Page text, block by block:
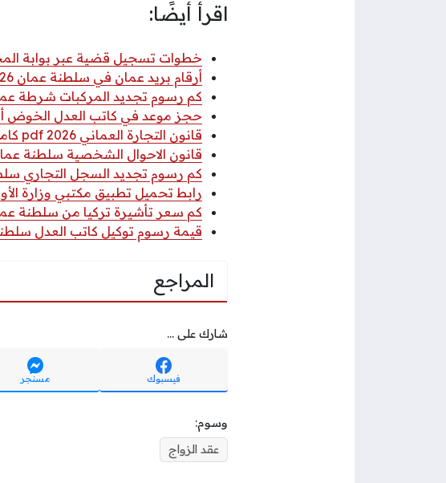
اقرأ أيضًا:
خطوات تسجيل قضية عبر بوابة
أرقام بريد عمان في سلطنة عمان 2026 خدمة العملاء
كم رسوم تجديد المركبات شرطة عمان
حجز موعد في كاتب العدل الخوض
قانون التجارة العماني 2026 pdf كامل
قانون الاحوال الشخصية سلطنة عمان
كم رسوم تجديد السجل التجاري سلطنة
رابط تحميل تطبيق مكتبي وزارة
كم سعر تأشيرة تركيا من سلطنة عمان
قيمة رسوم توكيل كاتب العدل سلطنة
المراجع
شارك على ...
فيسبوك مسنجر
وسوم:
عقد الزواج